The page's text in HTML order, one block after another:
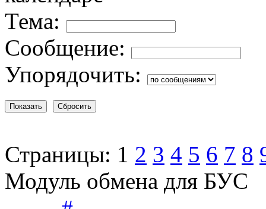
Тема:
Сообщение:
Упорядочить:
Страницы: 1 2 3 4 5 6 7 8
Модуль обмена для БУС